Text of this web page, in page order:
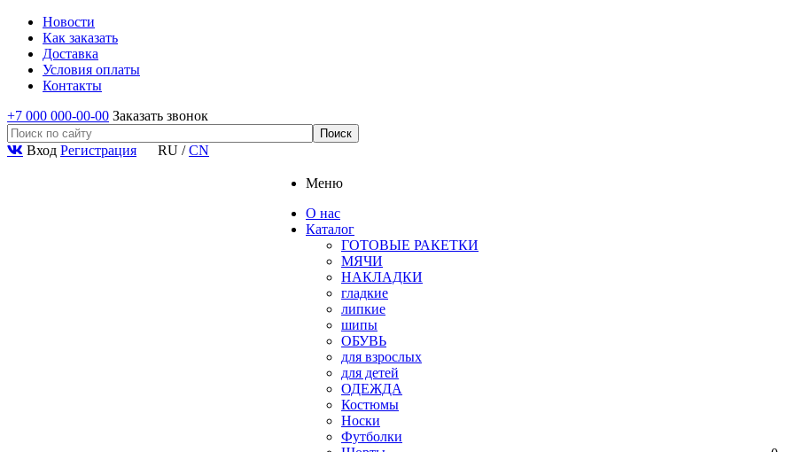
Новости
Как заказать
Доставка
Условия оплаты
Контакты
+7 000 000-00-00 Заказать звонок
Вход Регистрация RU /CN
Меню
О нас
Каталог
ГОТОВЫЕ РАКЕТКИ
МЯЧИ
НАКЛАДКИ
гладкие
липкие
шипы
ОБУВЬ
для взрослых
для детей
ОДЕЖДА
Костюмы
Носки
Футболки